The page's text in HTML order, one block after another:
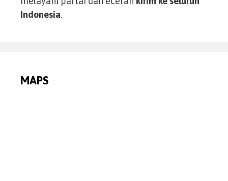
Indonesia.
MAPS